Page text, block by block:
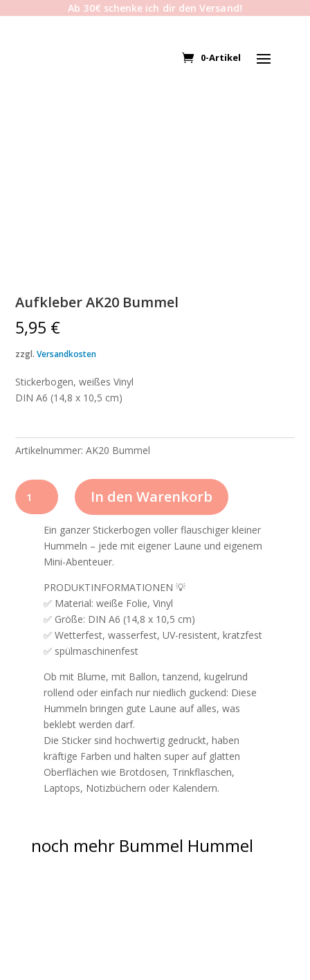
Ab 30€ schenke ich dir den Versand!
0-Artikel
Aufkleber AK20 Bummel
5,95 €
zzgl.Versandkosten
Stickerbogen, weißes Vinyl
DIN A6 (14,8 x 10,5 cm)
Artikelnummer:AK20 Bummel
Aufkleber
AK20
Bummel
Menge
In den Warenkorb
Ein ganzer Stickerbogen voller flauschiger kleiner
Hummeln – jede mit eigener Laune und eigenem
Mini-Abenteuer.
PRODUKTINFORMATIONEN 💡
✅ Material: weiße Folie, Vinyl
✅ Größe: DIN A6 (14,8 x 10,5 cm)
✅ Wetterfest, wasserfest, UV-resistent, kratzfest
✅ spülmaschinenfest
Ob mit Blume, mit Ballon, tanzend, kugelrund
rollend oder einfach nur niedlich guckend: Diese
Hummeln bringen gute Laune auf alles, was
beklebt werden darf.
Die Sticker sind hochwertig gedruckt, haben
kräftige Farben und halten super auf glatten
Oberflächen wie Brotdosen, Trinkflaschen,
Laptops, Notizbüchern oder Kalendern.
noch mehr Bummel Hummel